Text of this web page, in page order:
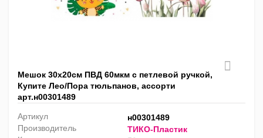
Мешок 30х20см ПВД 60мкм с петлевой ручкой,
Купите Лео/Пора тюльпанов, ассорти
арт.н00301489
Артикул
н00301489
Производитель
ТИКО-Пластик